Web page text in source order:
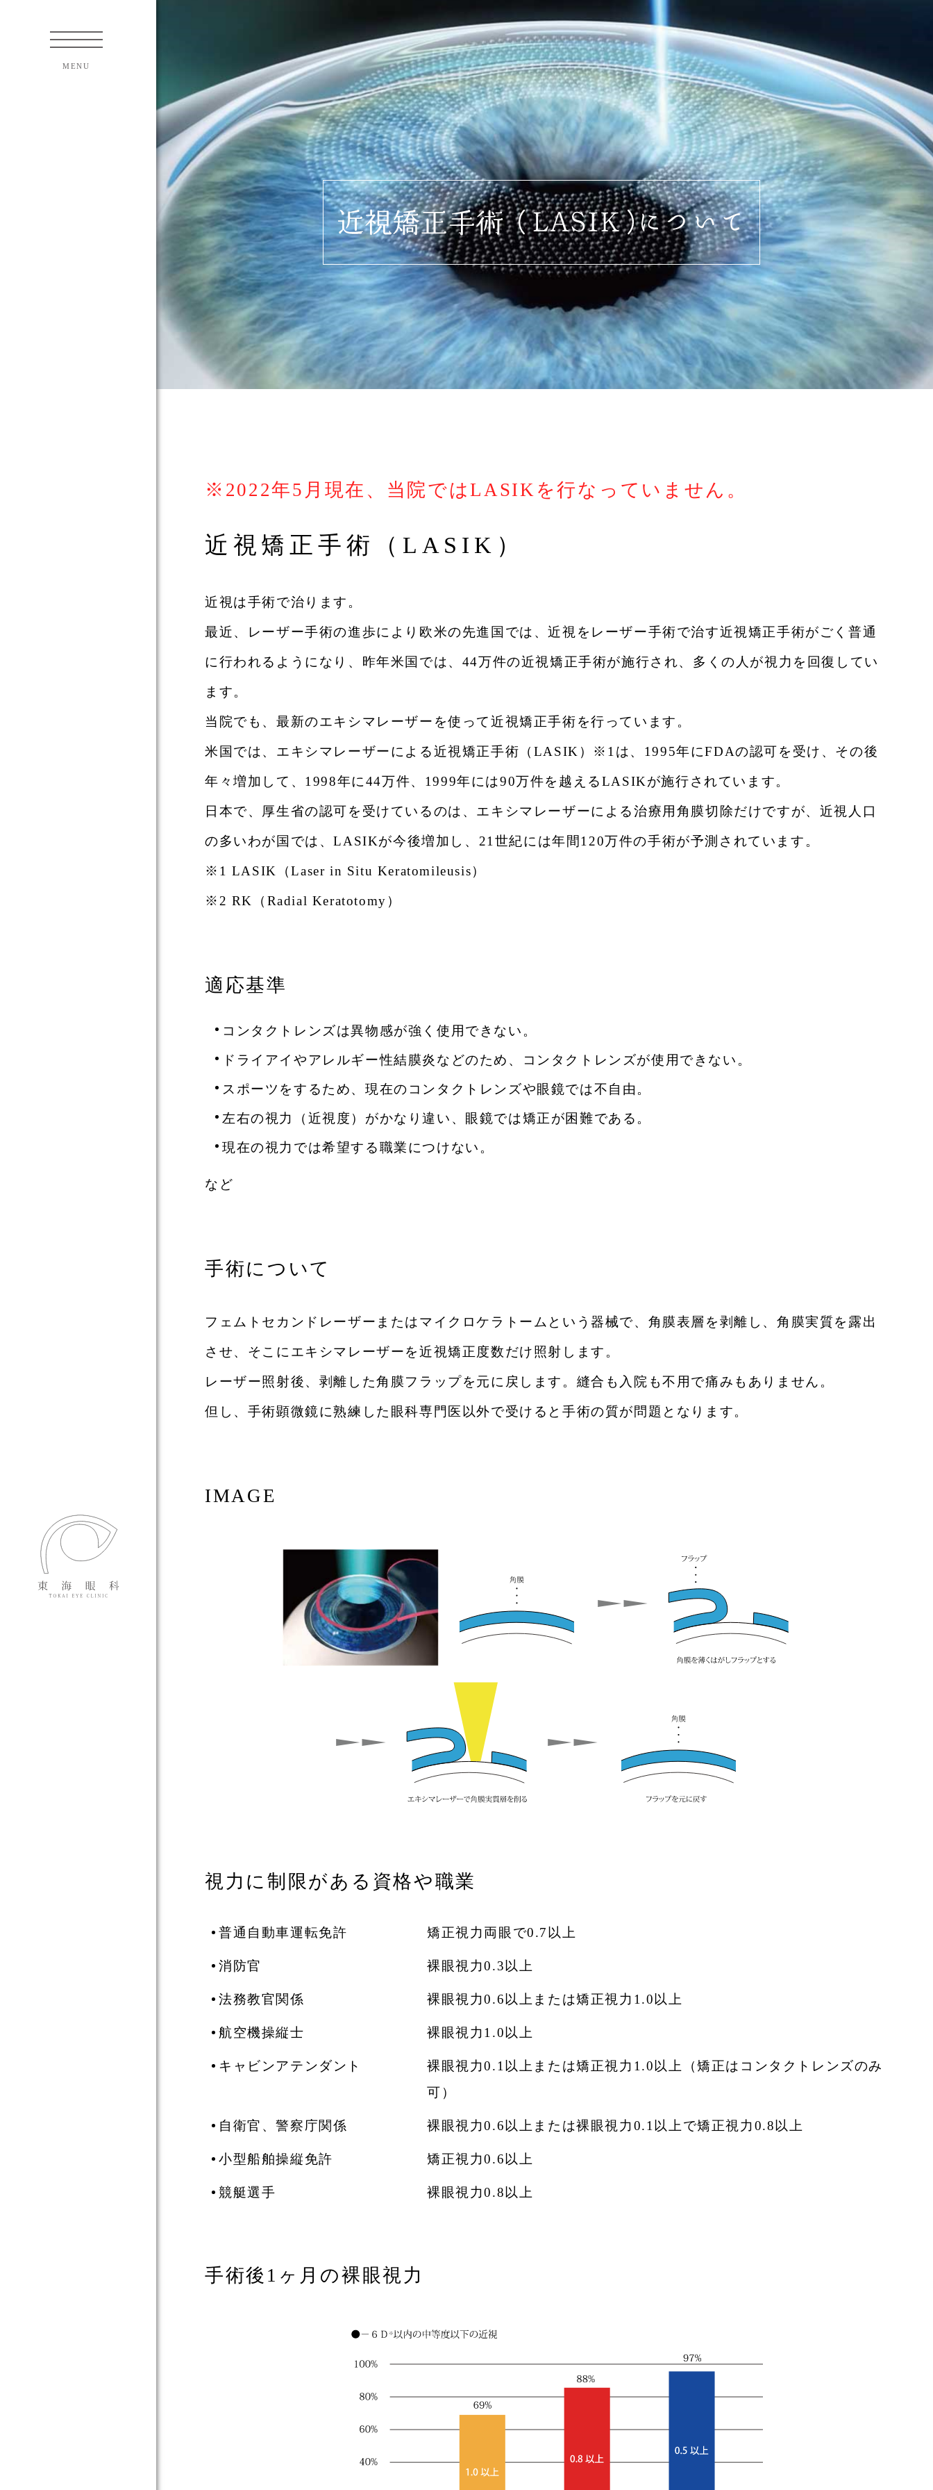
東海眼科 TOKAI EYE CLINIC
ズについて
※2022年5月現在、当院ではLASIKを行なっていません。
近視矯正手術（LASIK）
近視は手術で治ります。
最近、レーザー手術の進歩により欧米の先進国では、近視をレーザー手術で治す近視矯正手術がごく普通
に行われるようになり、 昨年米国では、44万件の近視矯正手術が施行され、多くの人が視力を回復してい
ます。
当院でも、最新のエキシマレーザーを使って近視矯正手術を行っています。
米国では、エキシマレーザーによる近視矯正手術（LASIK）※1は、1995年にFDAの認可を受け、その後
年々増加して、 1998年に44万件、1999年には90万件を越えるLASIKが施行されています。
日本で、厚生省の認可を受けているのは、エキシマレーザーによる治療用角膜切除だけですが、近視人口
の多いわが国では、LASIKが今後増加し、21世紀には年間120万件の手術が予測されています。
※1 LASIK（Laser in Situ Keratomileusis）
※2 RK（Radial Keratotomy）
適応基準
コンタクトレンズは異物感が強く使用できない。
ドライアイやアレルギー性結膜炎などのため、コンタクトレンズが使用できない。
スポーツをするため、現在のコンタクトレンズや眼鏡では不自由。
左右の視力（近視度）がかなり違い、眼鏡では矯正が困難である。
現在の視力では希望する職業につけない。
など
手術について
フェムトセカンドレーザーまたはマイクロケラトームという器械で、角膜表層を剥離し、角膜実質を露出
させ、そこにエキシマレーザーを近視矯正度数だけ照射します。
レーザー照射後、剥離した角膜フラップを元に戻します。縫合も入院も不用で痛みもありません。
但し、手術顕微鏡に熟練した眼科専門医以外で受けると手術の質が問題となります。
IMAGE
視力に制限がある資格や職業
普通自動車運転免許 矯正視力両眼で0.7以上
消防官 裸眼視力0.3以上
法務教官関係 裸眼視力0.6以上または矯正視力1.0以上
航空機操縦士 裸眼視力1.0以上
キャビンアテンダント
裸眼視力0.1以上または矯正視力1.0以上（矯正はコンタクトレンズのみ
可）
自衛官、警察庁関係 裸眼視力0.6以上または裸眼視力0.1以上で矯正視力0.8以上
小型船舶操縦免許 矯正視力0.6以上
競艇選手 裸眼視力0.8以上
手術後1ヶ月の裸眼視力